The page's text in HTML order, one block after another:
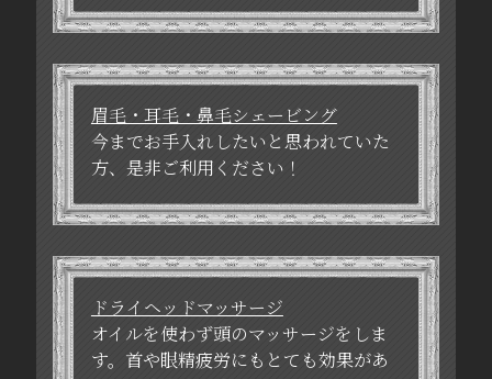
眉毛・耳毛・鼻毛シェービング
今までお手入れしたいと思われていた
方、是非ご利用ください！
ドライヘッドマッサージ
オイルを使わず頭のマッサージをしま
す。首や眼精疲労にもとても効果があ